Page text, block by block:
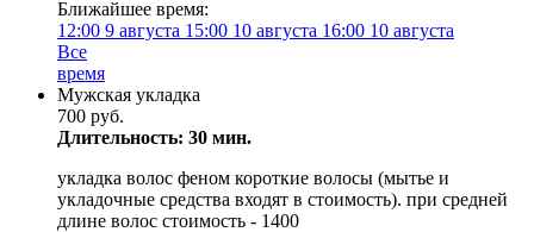
Ближайшее время:
12:00 9 августа 15:00 10 августа 16:00 10 августа
Все
время
Мужская укладка
700 руб.
Длительность: 30 мин.
укладка волос феном короткие волосы (мытье и
укладочные средства входят в стоимость). при средней
длине волос стоимость - 1400